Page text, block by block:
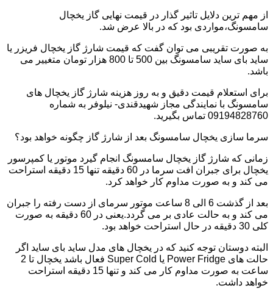
از مهم ترین دلایل تاثیر گذار در قیمت نهایی گاز یخچال
سامسونگ،مواردی بود که در بالا عرض شد.
به صورت تقریبی می توان گفت که قیمت شارژ گاز یخچال فریزر یا
ساید بای ساید سامسونگ بین 500 تا 800 هزار تومان متغییر می
باشد.
برای استعلام قیمت دقیق و به روز هزینه شارژ گاز یخچال های
سامسونگ با نمایندگی مجاز شهیدقندی- نیلوفر به شماره
09194828760 تماس بگیرید.
سرما سازی یخچال سامسونگ بعد از شارژ گاز چگونه خواهد بود؟
زمانی که شارژ گاز یخچال سامسونگ انجام گیرد موتور یا کمپرسور
یخچال برای جبران افت سرما در 60 دقیقه تنها 15 دقیقه استراحت
می کند و به صورت مداوم کار خواهد کرد.
بعد از گذشت 6 الی 8 ساعت موتور سرمای از دست رفته را جبران
می کند و به حالت عادی بر می گردد.یعنی در 60 دقیقه به صورت
کلی 30 دقیقه در حال استراحت خواهد بود.
البته دوستان توجه کنید که در یخچال های مدل ساید بای ساید اگر
حالت های Power Fridge یا Super Cold فعال باشد یخچال تا 2
ساعت به صورت مداوم کار می کند و تنها 15 دقیقه استراحت
خواهد داشت.